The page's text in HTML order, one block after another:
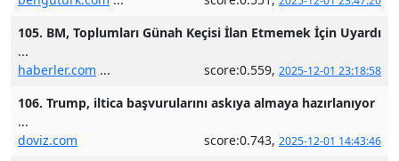
105. BM, Toplumları Günah Keçisi İlan Etmemek İçin Uyardı
...
haberler.com ... score:0.559, 2025-12-01 23:18:58
106. Trump, iltica başvurularını askıya almaya hazırlanıyor
...
doviz.com
score:0.743, 2025-12-01 14:43:46